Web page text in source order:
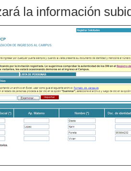
la información